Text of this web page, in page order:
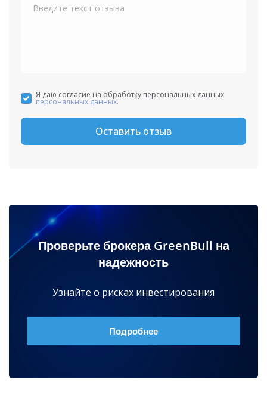
Я даю согласие на обработку персональных данных
персональных данных.
Оставить отзыв
Проверьте брокера GreenBull на
надежность
Узнайте о рисках инвестирования
Подробнее